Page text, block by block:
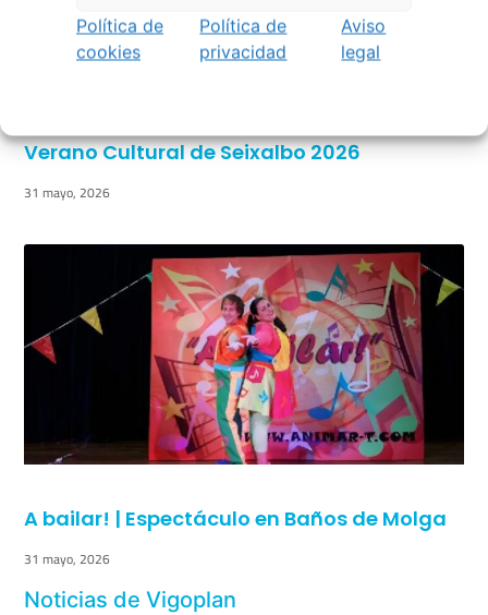
Política de
cookies
Política de
privacidad
Aviso
legal
Verano Cultural de Seixalbo 2026
31 mayo, 2026
A bailar! | Espectáculo en Baños de Molga
31 mayo, 2026
Noticias de Vigoplan